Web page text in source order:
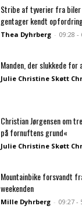
Stribe af tyverier fra
gentager kendt
Thea Dyhrberg - 09:28 -
Manden, der slukkede for
Julie Christine Skøtt
Christian Jørgensen om
på fornuftens grund«
Julie Christine Skøtt
Mountainbike forsvandt
weekenden
Mille Dyhrberg - 09:27 -